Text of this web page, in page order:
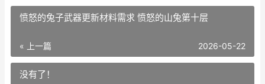
愤怒的兔子武器更新材料需求 愤怒的山兔第十层
« 上一篇 2026-05-22
没有了！